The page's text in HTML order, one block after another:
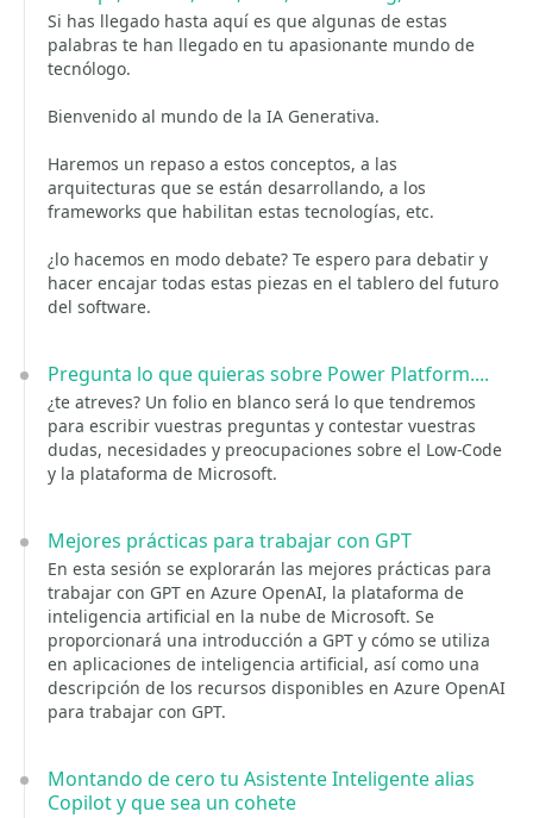
Si has llegado hasta aquí es que algunas de estas
palabras te han llegado en tu apasionante mundo de
tecnólogo.
Bienvenido al mundo de la IA Generativa.
Haremos un repaso a estos conceptos, a las
arquitecturas que se están desarrollando, a los
frameworks que habilitan estas tecnologías, etc.
¿lo hacemos en modo debate? Te espero para debatir y
hacer encajar todas estas piezas en el tablero del futuro
del software.
Pregunta lo que quieras sobre Power Platform....
¿te atreves? Un folio en blanco será lo que tendremos
para escribir vuestras preguntas y contestar vuestras
dudas, necesidades y preocupaciones sobre el Low-Code
y la plataforma de Microsoft.
Mejores prácticas para trabajar con GPT
En esta sesión se explorarán las mejores prácticas para
trabajar con GPT en Azure OpenAI, la plataforma de
inteligencia artificial en la nube de Microsoft. Se
proporcionará una introducción a GPT y cómo se utiliza
en aplicaciones de inteligencia artificial, así como una
descripción de los recursos disponibles en Azure OpenAI
para trabajar con GPT.
Montando de cero tu Asistente Inteligente alias
Copilot y que sea un cohete